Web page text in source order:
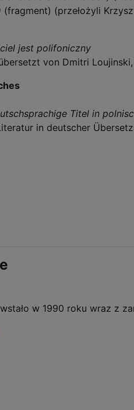
w 1990 roku wraz z
(fragment) (przełożyli
jest polifoniczny
von Dmitri
Titel in
in deutscher
nr 3 (2012)